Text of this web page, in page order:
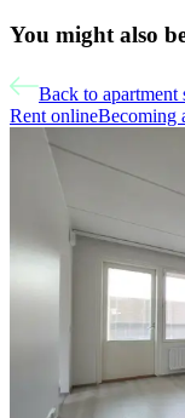
You might also
Back to apartment
Rent onlineBecoming